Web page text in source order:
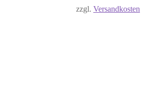
zzgl. Versandkosten